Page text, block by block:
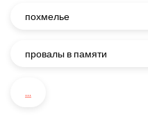
похмелье
провалы в памяти
...